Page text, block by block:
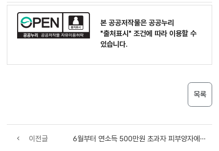
본 공공저작물은 공공누리
"출처표시" 조건에 따라 이용할 수
있습니다.
목록
이전글 6월부터 연소득 500만원 초과자 피부양자에서 추가제외